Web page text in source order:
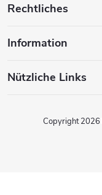
Rechtliches
Information
Nützliche Links
Copyright 2026